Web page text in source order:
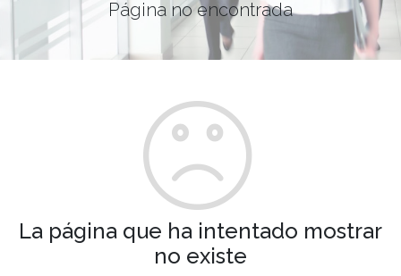
Página no encontrada
La página que ha intentado mostrar
no existe